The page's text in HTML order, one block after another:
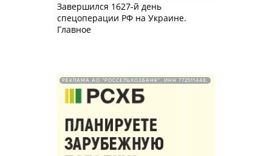
Завершился 1627-й день
спецоперации РФ на Украине.
Главное
РЕКЛАМА АО "РОССЕЛЬХОЗБАНК". ИНН 772511448.